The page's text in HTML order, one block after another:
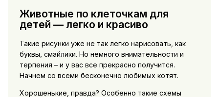
Животные по клеточкам для
детей — легко и красиво
Такие рисунки уже не так легко нарисовать, как
буквы, смайлики. Но немного внимательности и
терпения – и у вас все прекрасно получится.
Начнем со всеми бесконечно любимых котят.
Хорошенькие, правда? Особенно такие схемы